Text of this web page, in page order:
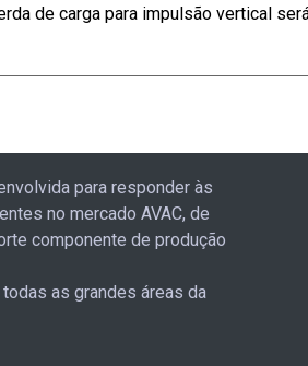
de carga para impulsão vertical
para responder às
no mercado AVAC, de
componente de produção
as grandes áreas da